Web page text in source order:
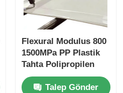
Flexural Modulus 800
1500MPa PP Plastik
Tahta Polipropilen
Yaprak Asitlere
Dirençli Malzeme Sert
Talep Gönder